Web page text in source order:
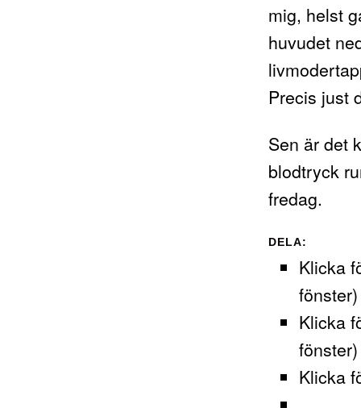
mig, helst
huvudet
Precis just
Sen är det
blodtryck
fredag.
DELA:
Klicka
fönster)
Klicka
fönster)
Klicka